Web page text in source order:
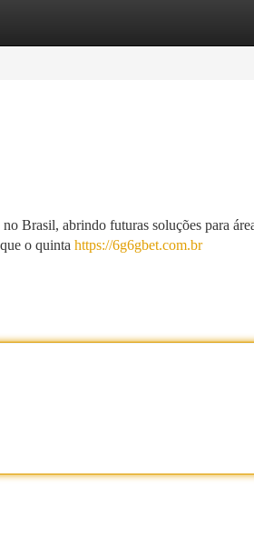
Brasil, abrindo futuras soluções para
o quinta https://6g6gbet.com.br